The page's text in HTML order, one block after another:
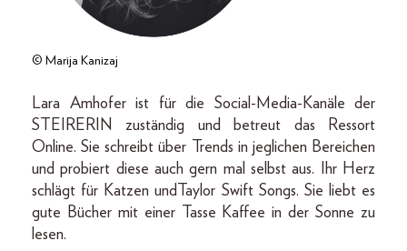
© Marija Kanizaj
Lara Amhofer ist für die Social-Media-Kanäle der
STEIRERIN zuständig und betreut das Ressort
Online. Sie schreibt über Trends in jeglichen Bereichen
und probiert diese auch gern mal selbst aus. Ihr Herz
schlägt für Katzen undTaylor Swift Songs. Sie liebt es
gute Bücher mit einer Tasse Kaffee in der Sonne zu
lesen.